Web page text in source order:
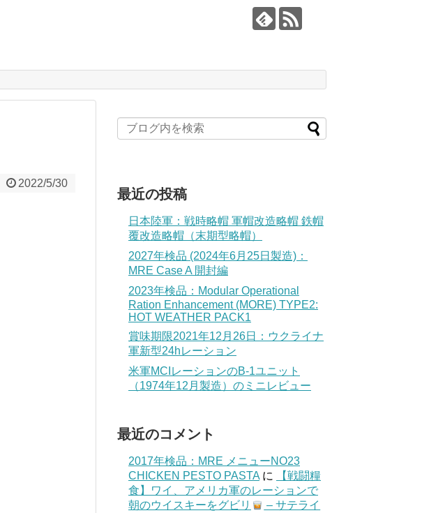
2022/5/30
最近の投稿
日本陸軍：戦時略帽 軍帽改造略帽 鉄帽
覆改造略帽（末期型略帽）
2027年検品 (2024年6月25日製造)：
MRE Case A 開封編
2023年検品：Modular Operational
Ration Enhancement (MORE) TYPE2:
HOT WEATHER PACK1
賞味期限2021年12月26日：ウクライナ
軍新型24hレーション
米軍MCIレーションのB-1ユニット
（1974年12月製造）のミニレビュー
最近のコメント
2017年検品：MRE メニューNO23
CHICKEN PESTO PASTA に
【戦闘糧
食】ワイ、アメリカ軍のレーションで
朝のウイスキーをグビリ
– サテライ